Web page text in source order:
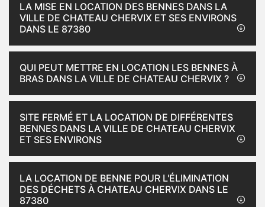
LA MISE EN LOCATION DES BENNES DANS LA
VILLE DE CHATEAU CHERVIX ET SES ENVIRONS
DANS LE 87380
QUI PEUT METTRE EN LOCATION LES BENNES À
BRAS DANS LA VILLE DE CHATEAU CHERVIX ?
SITE FERMÉ ET LA LOCATION DE DIFFÉRENTES
BENNES DANS LA VILLE DE CHATEAU CHERVIX
ET SES ENVIRONS
LA LOCATION DE BENNE POUR L'ÉLIMINATION
DES DÉCHETS À CHATEAU CHERVIX DANS LE
87380